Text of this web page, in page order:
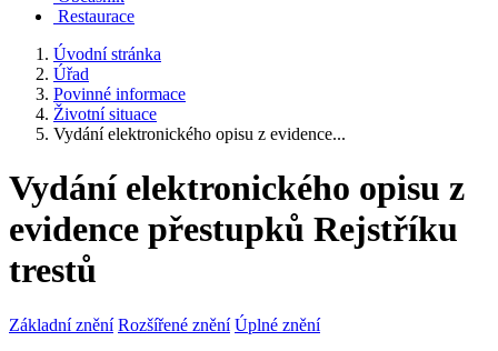
Restaurace
Úvodní stránka
Úřad
Povinné informace
Životní situace
Vydání elektronického opisu z evidence...
Vydání elektronického opisu z
evidence přestupků Rejstříku
trestů
Základní znění Rozšířené znění Úplné znění